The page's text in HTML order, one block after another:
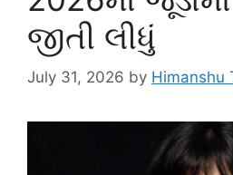
જીતી લીધું
July 31, 2026 by Himanshu